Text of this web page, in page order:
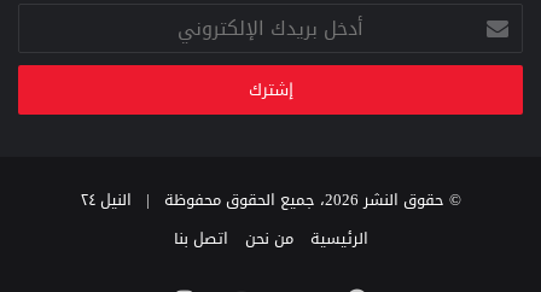
أدخل
بريدك
الإلكتروني
© حقوق النشر 2026، جميع الحقوق محفوظة |
النيل ٢٤
الرئيسية
من نحن اتصل بنا